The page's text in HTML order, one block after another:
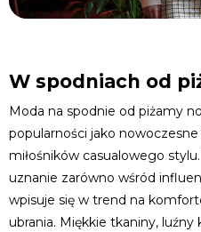
W spodniach od
Moda na spodnie od piżamy
popularności jako
miłośników casualowego
uznanie zarówno wśród
wpisuje się w trend na
ubrania. Miękkie tkaniny, luźny